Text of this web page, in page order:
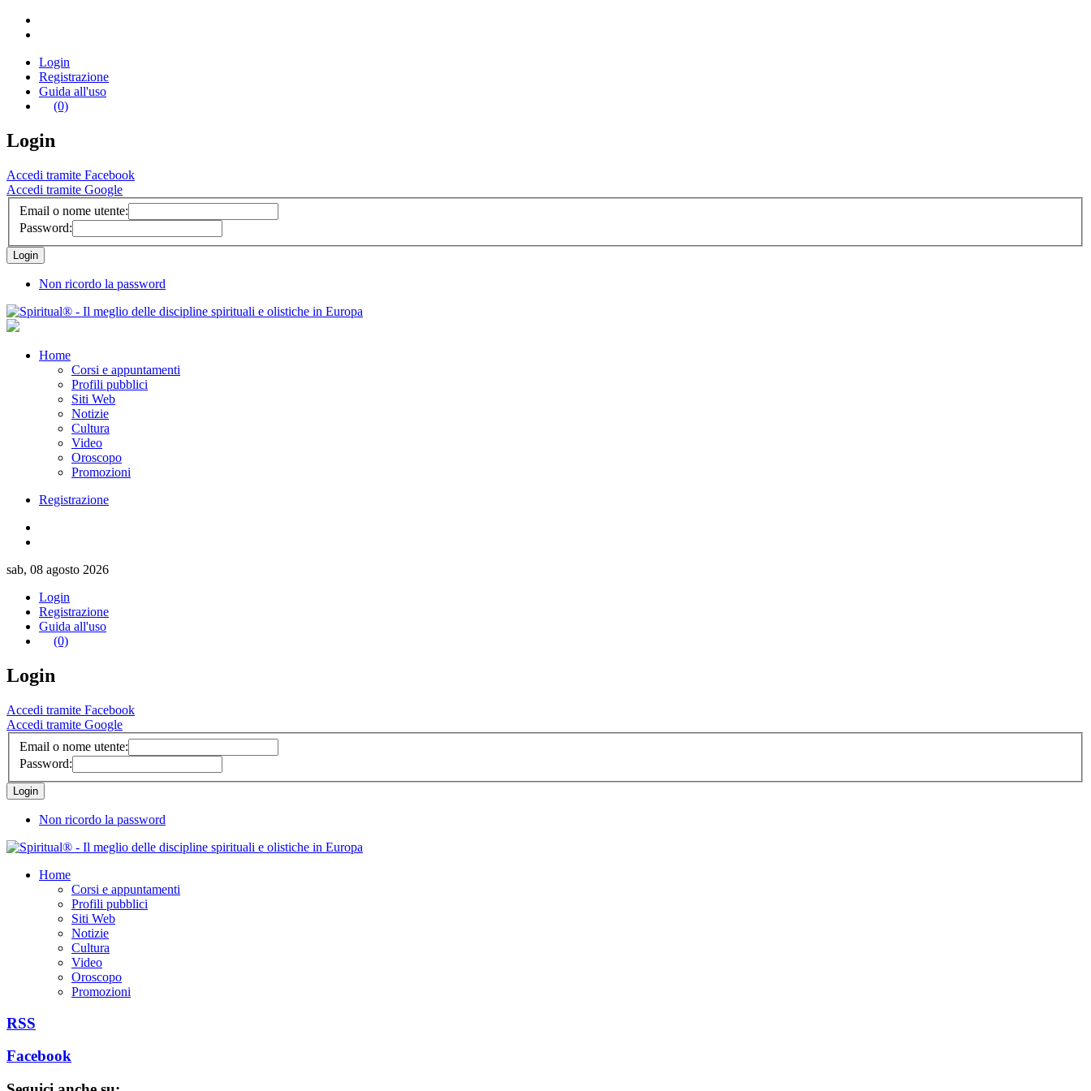
Login
Registrazione
Guida all'uso
(0)
Login
Accedi tramite Facebook
Accedi tramite Google
Email o nome utente:
Password:
Non ricordo la password
Home
Corsi e appuntamenti
Profili pubblici
Siti Web
Notizie
Cultura
Video
Oroscopo
Promozioni
Registrazione
sab, 08 agosto 2026
Login
Registrazione
Guida all'uso
(0)
Login
Accedi tramite Facebook
Accedi tramite Google
Email o nome utente:
Password:
Non ricordo la password
Home
Corsi e appuntamenti
Profili pubblici
Siti Web
Notizie
Cultura
Video
Oroscopo
Promozioni
RSS
Facebook